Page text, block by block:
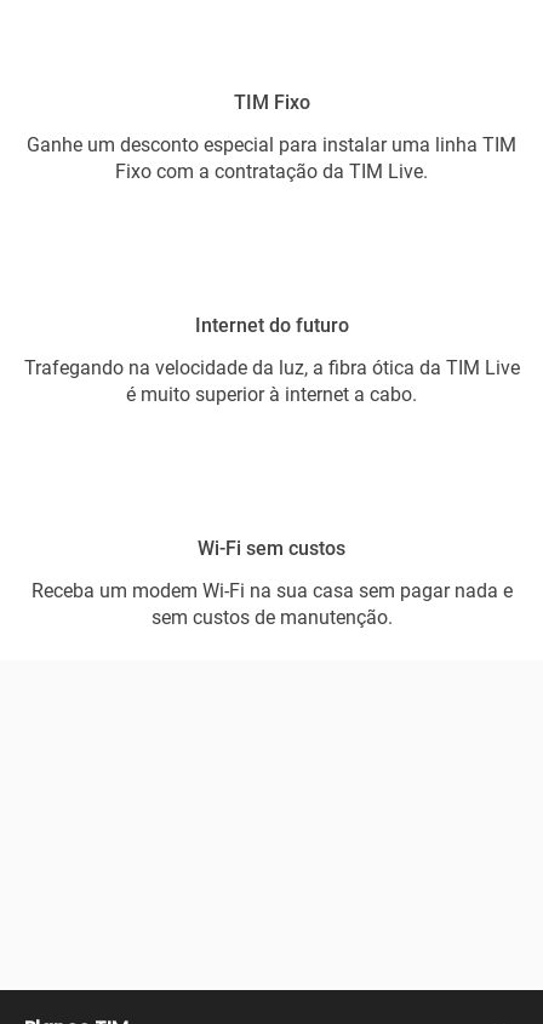
TIM Fixo
Ganhe um desconto especial para instalar uma linha TIM
Fixo com a contratação da TIM Live.
Internet do futuro
Trafegando na velocidade da luz, a fibra ótica da TIM Live
é muito superior à internet a cabo.
Wi-Fi sem custos
Receba um modem Wi-Fi na sua casa sem pagar nada e
sem custos de manutenção.